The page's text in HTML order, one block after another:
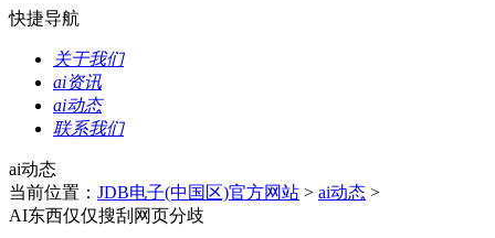
快捷导航
关于我们
ai资讯
ai动态
联系我们
ai动态
当前位置： JDB电子(中国区)官方网站 > ai动态 >
AI东西仅仅搜刮网页分歧